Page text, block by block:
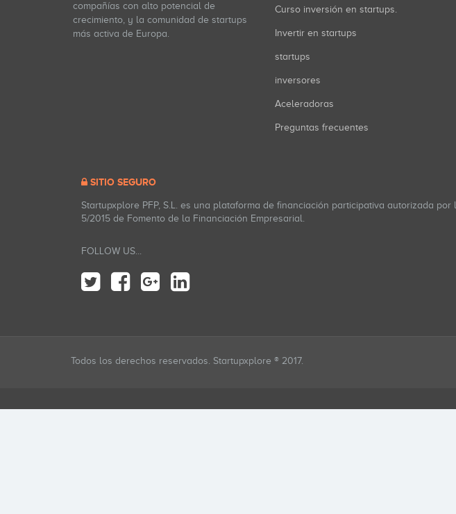
compañías con alto potencial de
crecimiento, y la comunidad de startups
más activa de Europa.
Curso inversión en startups.
Invertir en startups
startups
inversores
Aceleradoras
Preguntas frecuentes
SITIO SEGURO
Startupxplore PFP, S.L. es una plataforma de financiación participativa autorizada por
5/2015 de Fomento de la Financiación Empresarial.
FOLLOW US...
Todos los derechos reservados. Startupxplore ® 2017.